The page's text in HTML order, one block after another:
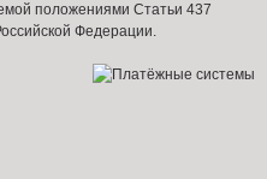
положениями Статьи 437
Федерации.